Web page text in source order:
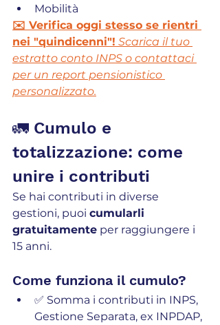
Mobilità
✉️ Verifica oggi stesso se rientri
nei "quindicenni"! Scarica il tuo
estratto conto INPS o contattaci
per un report pensionistico
personalizzato.
🚛 Cumulo e
totalizzazione: come
unire i contributi
Se hai contributi in diverse
gestioni, puoi cumularli
gratuitamente per raggiungere i
15 anni.
Come funziona il cumulo?
✅ Somma i contributi in INPS,
Gestione Separata, ex INPDAP,